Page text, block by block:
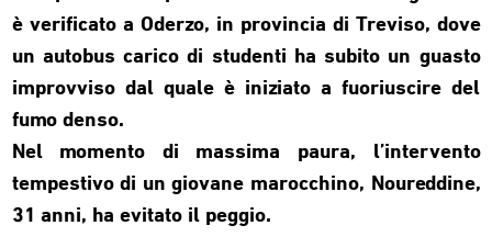
è verificato a Oderzo, in provincia di Treviso, dove
un autobus carico di studenti ha subito un guasto
improvviso dal quale è iniziato a fuoriuscire del
fumo denso.
Nel momento di massima paura, l’intervento
tempestivo di un giovane marocchino, Noureddine,
31 anni, ha evitato il peggio.